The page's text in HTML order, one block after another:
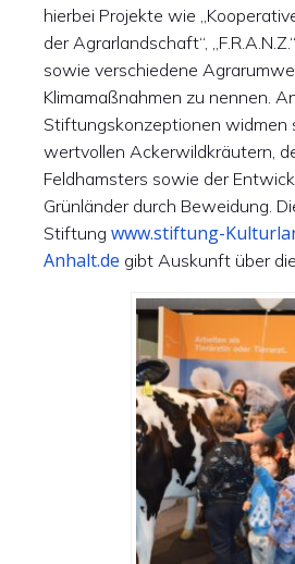
hierbei Projekte wie
der Agrarlandschaft“,
sowie verschiedene
Klimamaßnahmen zu nennen.
Stiftungskonzeptionen widmen
wertvollen Ackerwildkräutern,
Feldhamsters sowie der
Grünländer durch Beweidung.
Stiftung www.stiftung-
Anhalt.de gibt Auskunft über